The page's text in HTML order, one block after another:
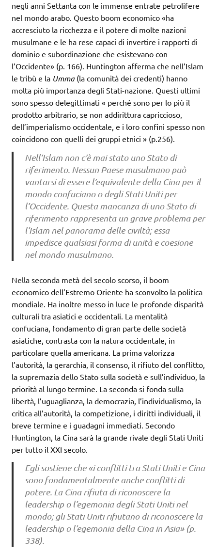
negli anni Settanta con le immense entrate petrolifere
nel mondo arabo. Questo boom economico «ha
accresciuto la ricchezza e il potere di molte nazioni
musulmane e le ha rese capaci di invertire i rapporti di
dominio e subordinazione che esistevano con
l’Occidente» (p. 166). Huntington afferma che nell’Islam
le tribù e la Umma(la comunità dei credenti) hanno
molta più importanza degli Stati-nazione. Questi ultimi
sono spesso delegittimati « perché sono per lo più il
prodotto arbitrario, se non addirittura capriccioso,
dell’imperialismo occidentale, e i loro confini spesso non
coincidono con quelli dei gruppi etnici » (p.256).
Nell’Islam non c’è mai stato uno Stato di
riferimento. Nessun Paese musulmano può
vantarsi di essere l’equivalente della Cina per il
mondo confuciano o degli Stati Uniti per
l’Occidente. Questa mancanza di uno Stato di
riferimento rappresenta un grave problema per
l’Islam nel panorama delle civiltà; essa
impedisce qualsiasi forma di unità e coesione
nel mondo musulmano.
Nella seconda metà del secolo scorso, il boom
economico dell’Estremo Oriente ha sconvolto la politica
mondiale. Ha inoltre messo in luce le profonde disparità
culturali tra asiatici e occidentali. La mentalità
confuciana, fondamento di gran parte delle società
asiatiche, contrasta con la natura occidentale, in
particolare quella americana. La prima valorizza
l’autorità, la gerarchia, il consenso, il rifiuto del conflitto,
la supremazia dello Stato sulla società e sull’individuo, la
priorità al lungo termine. La seconda si fonda sulla
libertà, l’uguaglianza, la democrazia, l’individualismo, la
critica all’autorità, la competizione, i diritti individuali, il
breve termine e i guadagni immediati. Secondo
Huntington, la Cina sarà la grande rivale degli Stati Uniti
per tutto il XXI secolo.
Egli sostiene che «i conflitti tra Stati Uniti e Cina
sono fondamentalmente anche conflitti di
potere. La Cina rifiuta di riconoscere la
leadership o l’egemonia degli Stati Uniti nel
mondo; gli Stati Uniti rifiutano di riconoscere la
leadership o l’egemonia della Cina in Asia» (p.
338).